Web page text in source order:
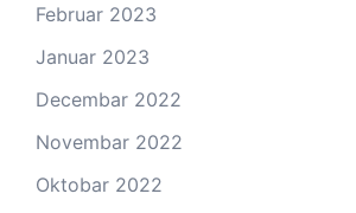
Februar 2023
Januar 2023
Decembar 2022
Novembar 2022
Oktobar 2022